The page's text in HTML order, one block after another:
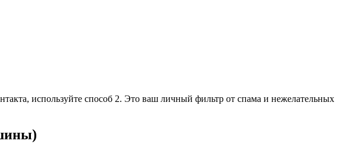
используйте способ 2. Это ваш личный фильтр от спама и нежелательных